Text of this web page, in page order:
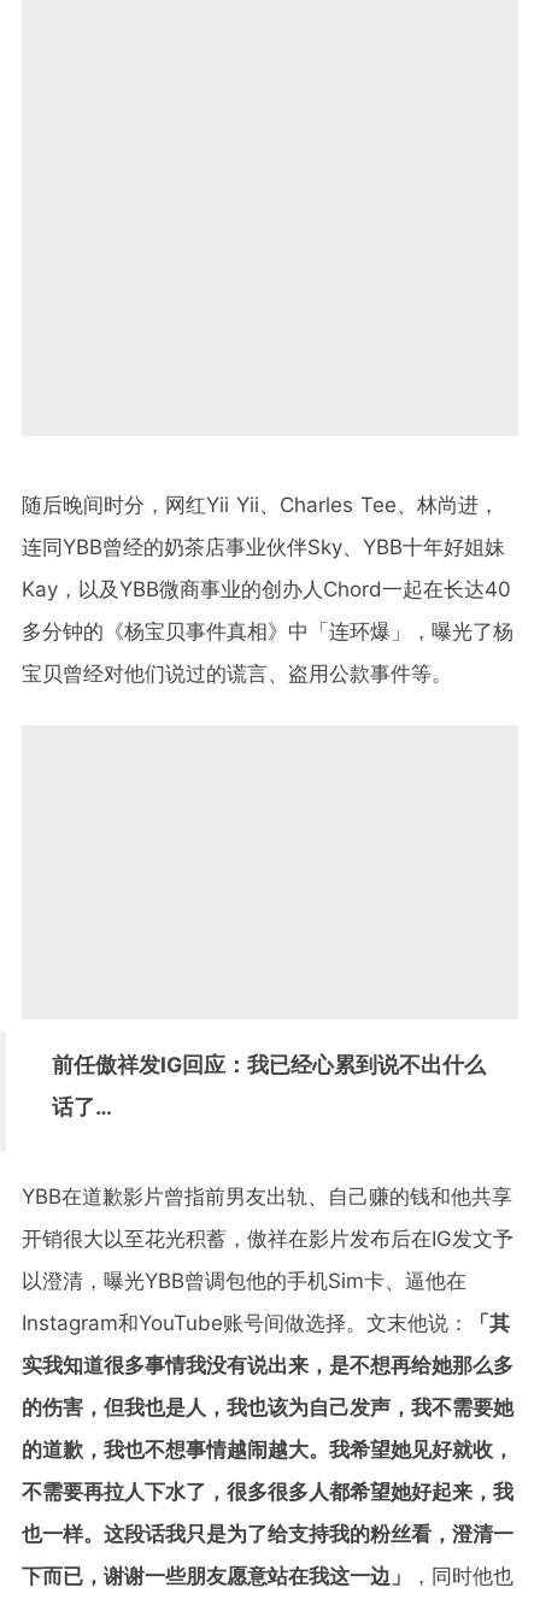
随后晚间时分，网红Yii Yii、Charles Tee、林尚进，
连同YBB曾经的奶茶店事业伙伴Sky、YBB十年好姐妹
Kay，以及YBB微商事业的创办人Chord一起在长达40
多分钟的《杨宝贝事件真相》中「连环爆」，曝光了杨
宝贝曾经对他们说过的谎言、盗用公款事件等。
前任傲祥发IG回应：我已经心累到说不出什么
话了…
YBB在道歉影片曾指前男友出轨、自己赚的钱和他共享
开销很大以至花光积蓄，傲祥在影片发布后在IG发文予
以澄清，曝光YBB曾调包他的手机Sim卡、逼他在
Instagram和YouTube账号间做选择。文末他说：
「其
实我知道很多事情我没有说出来，是不想再给她那么多
的伤害，但我也是人，我也该为自己发声，我不需要她
的道歉，我也不想事情越闹越大。我希望她见好就收，
不需要再拉人下水了，很多很多人都希望她好起来，我
也一样。这段话我只是为了给支持我的粉丝看，澄清一
下而已，谢谢一些朋友愿意站在我这一边」
，同时他也